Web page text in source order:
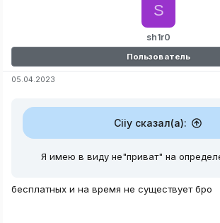
sh1r0
S
Пользователь
05.04.2023
Ciiy сказал(а):
Я имею в виду не"приват" на
бесплатных и на время не существует бро